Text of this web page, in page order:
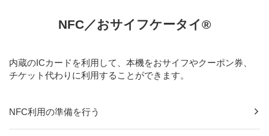
NFC／おサイフケータイ®
内蔵のICカードを利用して、本機をおサイフやクーポン券、
チケット代わりに利用することができます。
NFC利用の準備を行う